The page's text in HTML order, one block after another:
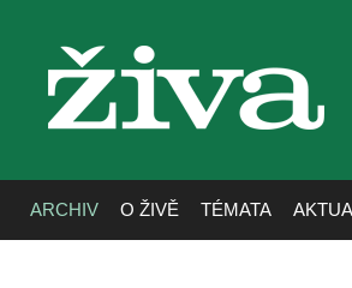
živa
ARCHIV O ŽIVĚ TÉMATA